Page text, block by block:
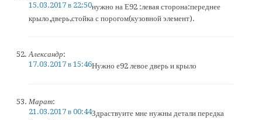
15.03.2017 в 22:50нужно на Е92 :левая сторона:переднее
крыло,дверь,стойка с порогом(кузовной элемент).
Александр:
17.03.2017 в 15:46Нужно е92 левое дверь и крыло
Марат:
21.03.2017 в 00:44Здраствуите мне нужны детали передка